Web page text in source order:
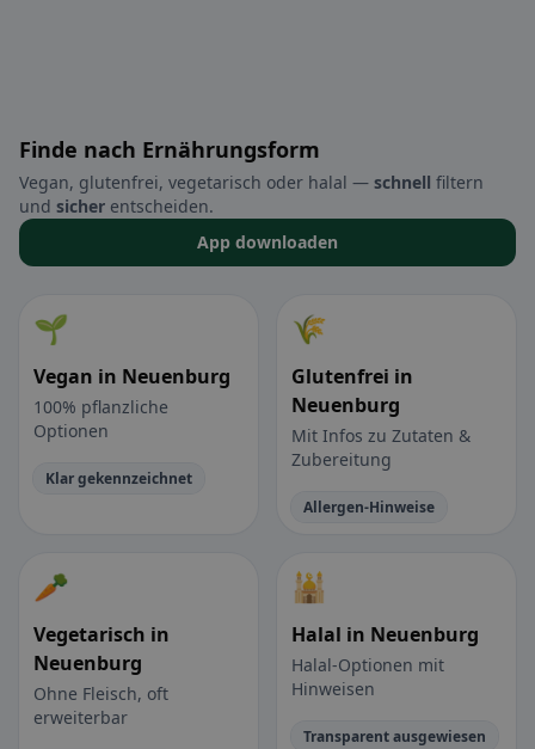
Finde nach Ernährungsform
Vegan, glutenfrei, vegetarisch oder halal — schnell filtern
und sicher entscheiden.
App downloaden
🌱
Vegan in Neuenburg
100% pflanzliche
Optionen
Klar gekennzeichnet
🌾
Glutenfrei in
Neuenburg
Mit Infos zu Zutaten &
Zubereitung
Allergen-Hinweise
🥕
Vegetarisch in
Neuenburg
Ohne Fleisch, oft
erweiterbar
🕌
Halal in Neuenburg
Halal-Optionen mit
Hinweisen
Transparent ausgewiesen